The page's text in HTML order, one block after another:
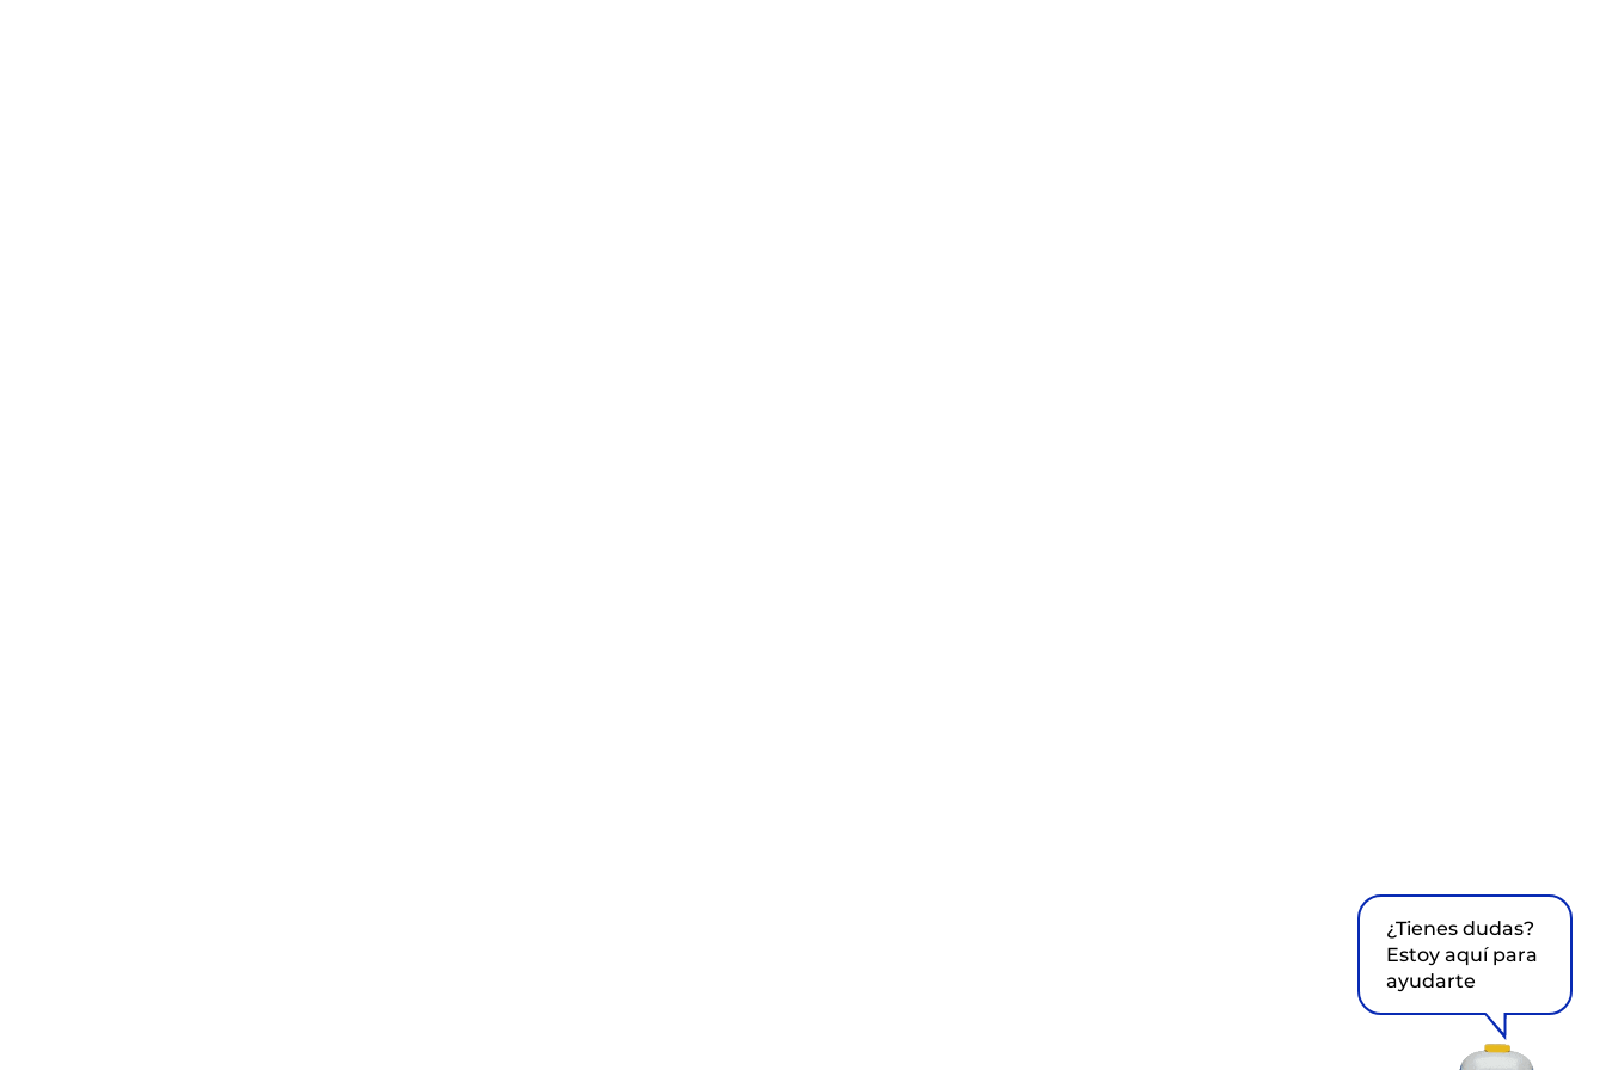
¿Tienes dudas?
Estoy aquí para
ayudarte